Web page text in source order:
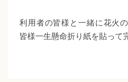
利用者の皆様と一緒に花火
皆様一生懸命折り紙を貼って